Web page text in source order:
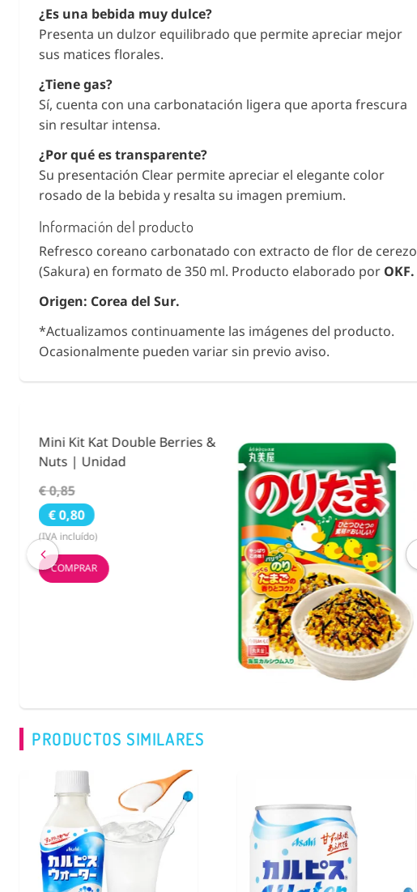
¿Es una bebida muy dulce?
Presenta un dulzor equilibrado que permite apreciar mejor
sus matices florales.
¿Tiene gas?
Sí, cuenta con una carbonatación ligera que aporta frescura
sin resultar intensa.
¿Por qué es transparente?
Su presentación Clear permite apreciar el elegante color
rosado de la bebida y resalta su imagen premium.
Información del producto
Refresco coreano carbonatado con extracto de flor de cerezo
(Sakura) en formato de 350 ml. Producto elaborado por OKF.
Origen: Corea del Sur.
*Actualizamos continuamente las imágenes del producto.
Ocasionalmente pueden variar sin previo aviso.
Condimento Bento Furikake
Noritama 25g.
€ 3,55
€ 2,59
(IVA incluído)
COMPRAR
PRODUCTOS SIMILARES